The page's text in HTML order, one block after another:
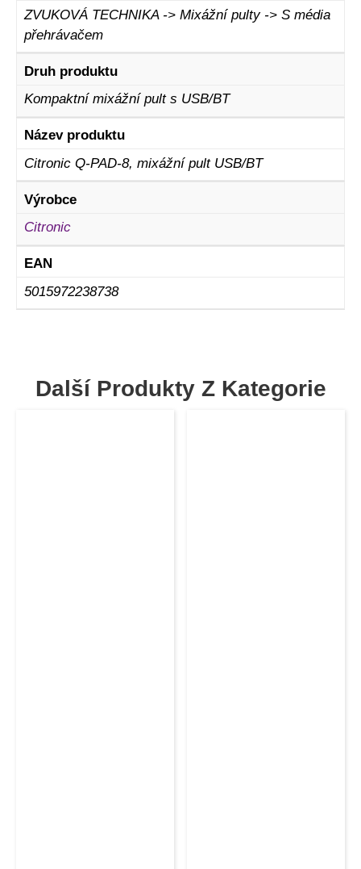
ZVUKOVÁ TECHNIKA -> Mixážní pulty -> S média
přehrávačem
Druh produktu
Kompaktní mixážní pult s USB/BT
Název produktu
Citronic Q-PAD-8, mixážní pult USB/BT
Výrobce
Citronic
EAN
5015972238738
Další Produkty Z Kategorie